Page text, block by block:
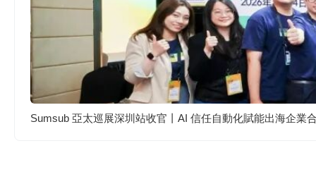
Sumsub 亞太巡展深圳站收官丨AI 信任自動化賦能出海企業